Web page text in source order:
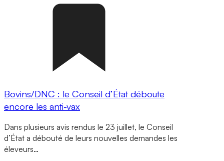
Bovins/DNC : le Conseil d’État déboute
encore les anti-vax
Dans plusieurs avis rendus le 23 juillet, le Conseil
d’État a débouté de leurs nouvelles demandes les
éleveurs…